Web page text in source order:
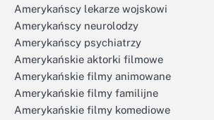
Amerykańscy lekarze wojskowi
Amerykańscy neurolodzy
Amerykańscy psychiatrzy
Amerykańskie aktorki filmowe
Amerykańskie filmy animowane
Amerykańskie filmy familijne
Amerykańskie filmy komediowe